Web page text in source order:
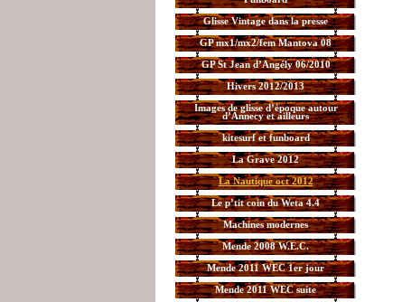
Glisse Vintage dans la presse
GP mx1/mx2/fem Mantova 08
GP St Jean d’Angély 06/2010
Hivers 2012/2013
Images de glisse d’époque autour
d’Annecy et ailleurs
kitesurf et funboard
La Grave 2012
La Nautique oct 2012
Le p’tit coin du Weta 4.4
Machines modernes
Mende 2008 W.E.C.
Mende 2011 WEC 1er jour
Mende 2011 WEC suite